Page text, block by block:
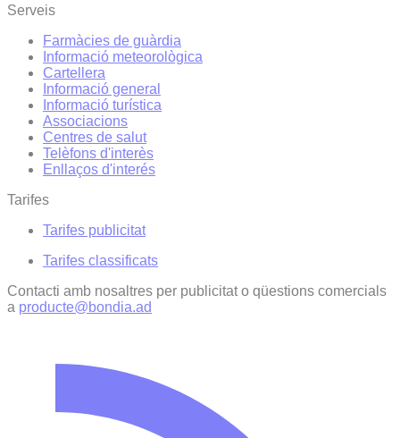
Serveis
Farmàcies de guàrdia
Informació meteorològica
Cartellera
Informació general
Informació turística
Associacions
Centres de salut
Telèfons d'interès
Enllaços d'interés
Tarifes
Tarifes publicitat
Tarifes classificats
Contacti amb nosaltres per publicitat o qüestions comercials
a producte@bondia.ad